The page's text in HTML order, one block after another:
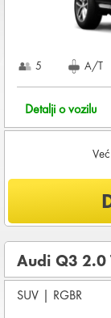
5 A/T
Detalji o vozilu
Šta je uključeno u
OSNOVNI
(THW)
Vozilo
Audi Q3 2.0
SUV | RGBR